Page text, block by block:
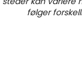
følger